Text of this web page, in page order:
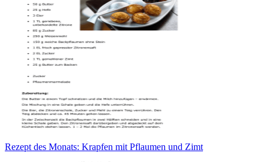
Rezept des Monats: Krapfen mit Pflaumen und Zimt